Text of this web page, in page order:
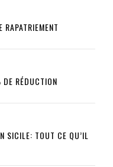
RAPATRIEMENT
RÉDUCTION
SICILE: TOUT CE QU’IL